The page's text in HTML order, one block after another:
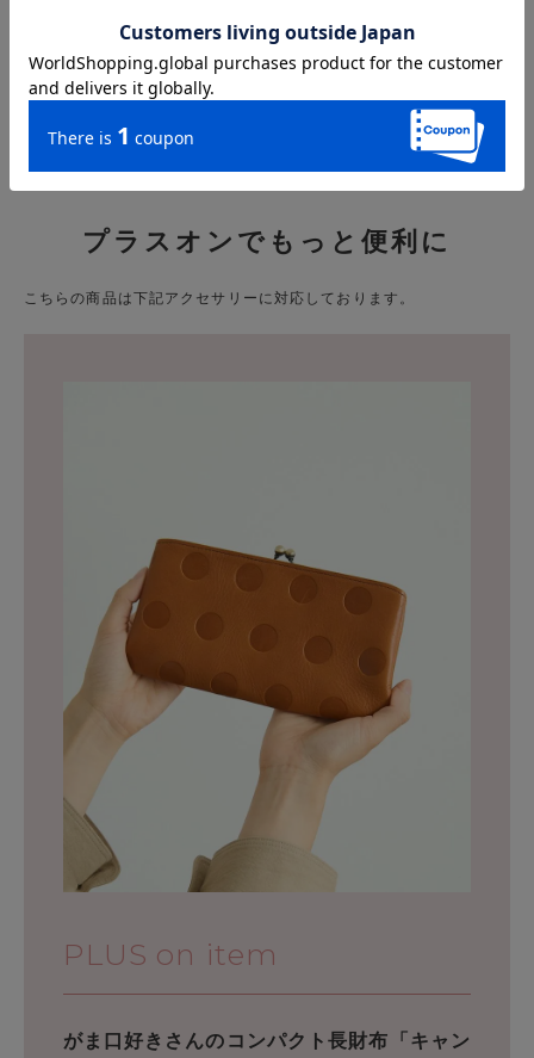
重さ 約200g
プラスオンでもっと便利に
こちらの商品は下記アクセサリーに対応しております。
PLUS on item
がま口好きさんのコンパクト長財布「キャン